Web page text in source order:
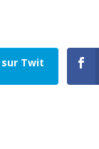
Twit